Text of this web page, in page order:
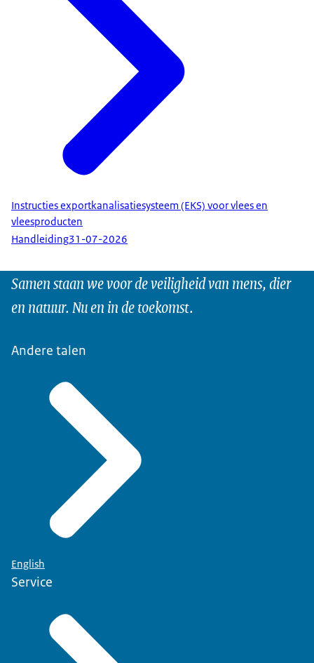
Instructies exportkanalisatiesysteem (EKS) voor vlees en
vleesproducten
Handleiding31-07-2026
Samen staan we voor de veiligheid van mens, dier
en natuur. Nu en in de toekomst.
Andere talen
English
Service